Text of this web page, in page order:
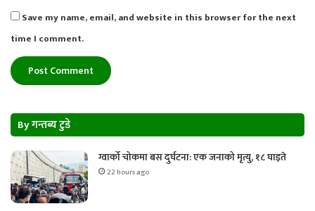
Save my name, email, and website in this browser for the next
time I comment.
By गन्तब्य टुडे
ग्वार्को चोकमा बस दुर्घटना: एक जनाको मृत्यु, १८ घाइते
22 hours ago